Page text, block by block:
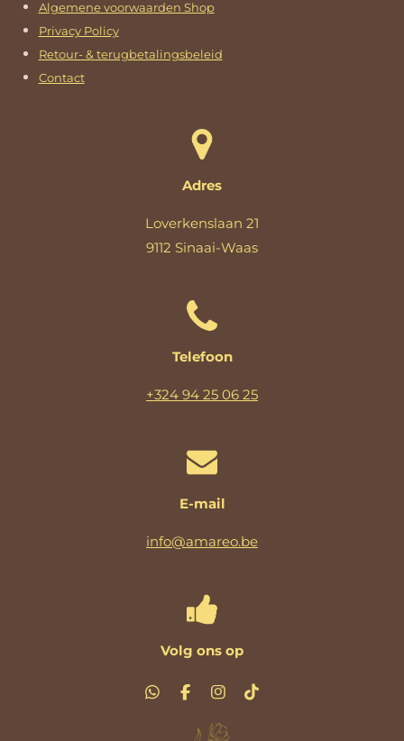
Algemene voorwaarden Shop
Privacy Policy
Retour- & terugbetalingsbeleid
Contact
Adres
Loverkenslaan 21
9112 Sinaai-Waas
Telefoon
+324 94 25 06 25
E-mail
info@amareo.be
Volg ons op
W
F
I
s
T